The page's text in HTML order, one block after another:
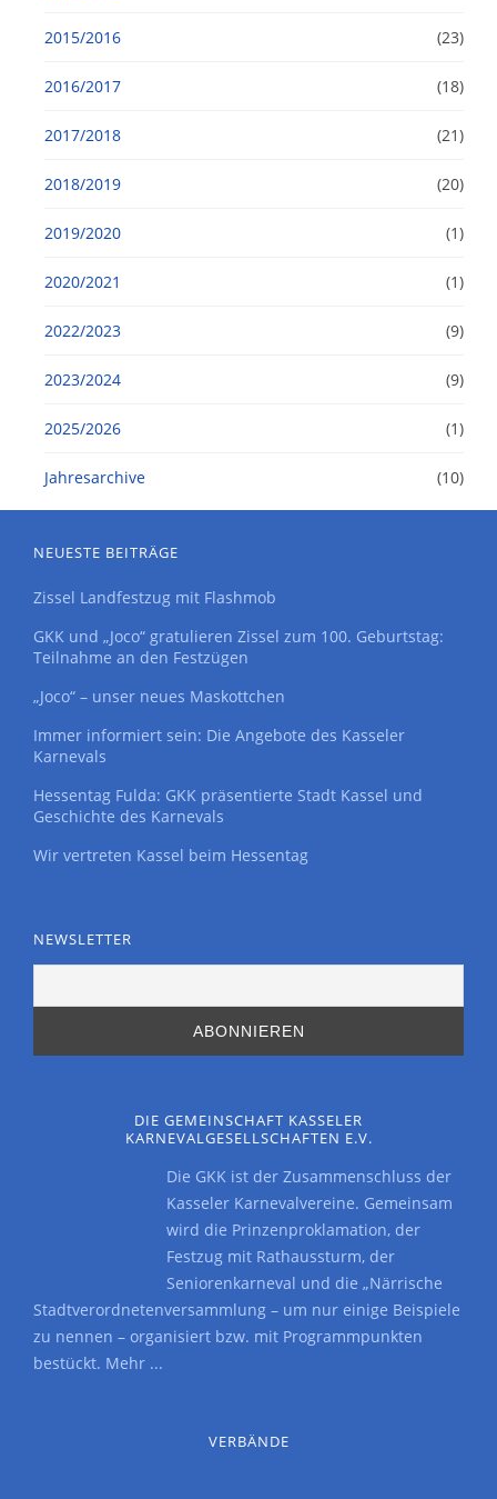
2015/2016 (23)
2016/2017 (18)
2017/2018 (21)
2018/2019 (20)
2019/2020 (1)
2020/2021 (1)
2022/2023 (9)
2023/2024 (9)
2025/2026 (1)
Jahresarchive (10)
NEUESTE BEITRÄGE
Zissel Landfestzug mit Flashmob
GKK und „Joco“ gratulieren Zissel zum 100. Geburtstag:
Teilnahme an den Festzügen
„Joco“ – unser neues Maskottchen
Immer informiert sein: Die Angebote des Kasseler
Karnevals
Hessentag Fulda: GKK präsentierte Stadt Kassel und
Geschichte des Karnevals
Wir vertreten Kassel beim Hessentag
NEWSLETTER
DIE GEMEINSCHAFT KASSELER
KARNEVALGESELLSCHAFTEN E.V.
Die GKK ist der Zusammenschluss der
Kasseler Karnevalvereine. Gemeinsam
wird die Prinzenproklamation, der
Festzug mit Rathaussturm, der
Seniorenkarneval und die „Närrische
Stadtverordnetenversammlung – um nur einige Beispiele
zu nennen – organisiert bzw. mit Programmpunkten
bestückt. Mehr ...
VERBÄNDE